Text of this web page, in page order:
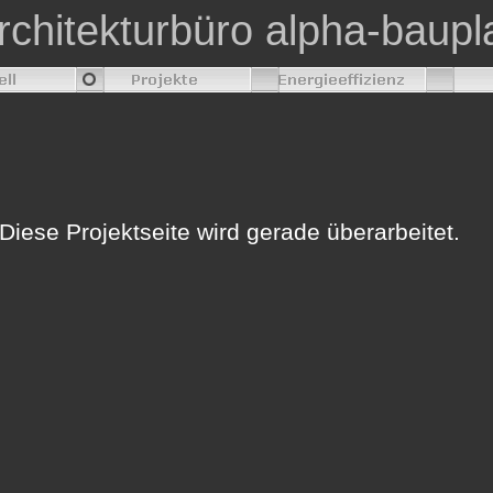
alpha-
Projektseite wird gerade überarbeitet.